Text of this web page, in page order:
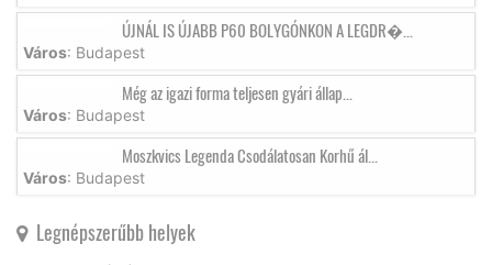
ÚJNÁL IS ÚJABB P60 BOLYGÓNKON A LEGDR�...
Város: Budapest
Még az igazi forma teljesen gyári állap...
Város: Budapest
Moszkvics Legenda Csodálatosan Korhű ál...
Város: Budapest
Legnépszerűbb helyek